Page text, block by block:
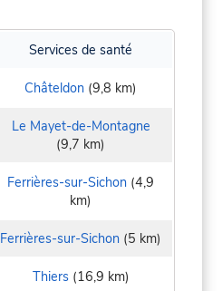
Services de santé
Châteldon (9,8 km)
Le Mayet-de-Montagne
(9,7 km)
Ferrières-sur-Sichon (4,9
km)
Ferrières-sur-Sichon (5 km)
Thiers(16,9 km)